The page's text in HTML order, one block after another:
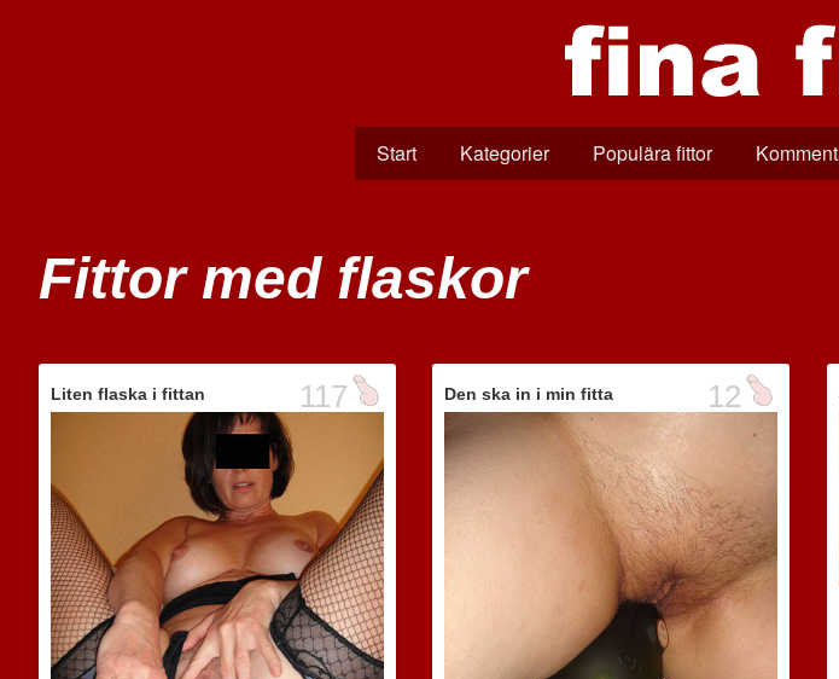
Start Kategorier Populära fittor
Fittor med flaskor
Liten flaska i fittan 117 Den ska in i min fitta 12